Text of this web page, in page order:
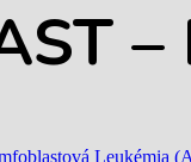
Leukémia